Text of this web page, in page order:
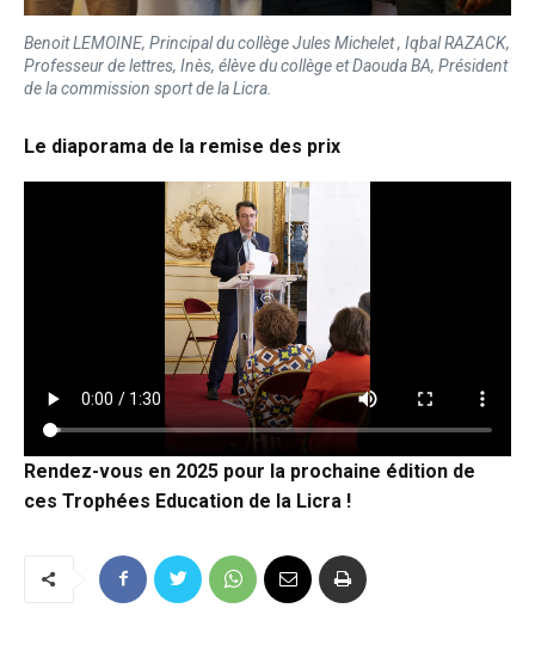
Benoit LEMOINE, Principal du collège Jules Michelet , Iqbal RAZACK,
Professeur de lettres, Inès, élève du collège et Daouda BA, Président
de la commission sport de la Licra.
Le diaporama de la remise des prix
Rendez-vous en 2025 pour la prochaine édition de
ces Trophées Education de la Licra !